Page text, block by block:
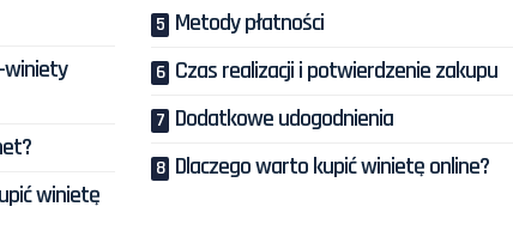
winiety
winietę
Metody płatności
Czas realizacji i potwierdzenie zakupu
Dodatkowe udogodnienia
Dlaczego warto kupić winietę online?